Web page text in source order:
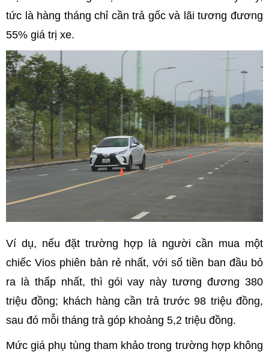
tức là hàng tháng chỉ cần trả gốc và lãi tương đương
55% giá trị xe.
Ví dụ, nếu đặt trường hợp là người cần mua một
chiếc Vios phiên bản rẻ nhất, với số tiền ban đầu bỏ
ra là thấp nhất, thì gói vay này tương đương 380
triệu đồng; khách hàng cần trả trước 98 triệu đồng,
sau đó mỗi tháng trả góp khoảng 5,2 triệu đồng.
Mức giá phụ tùng tham khảo trong trường hợp không